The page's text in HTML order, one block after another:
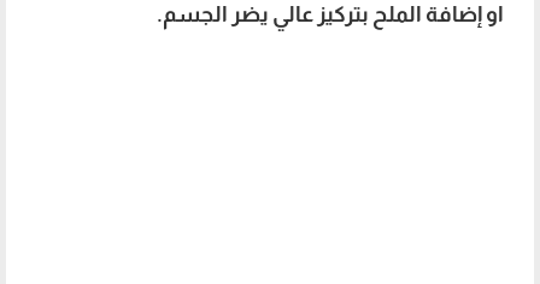
او إضافة الملح بتركيز عالي يضر الجسم.